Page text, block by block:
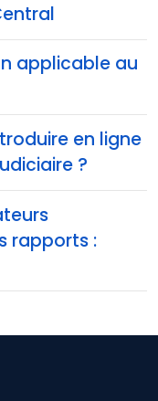
applicable au
en ligne
?
rapports :